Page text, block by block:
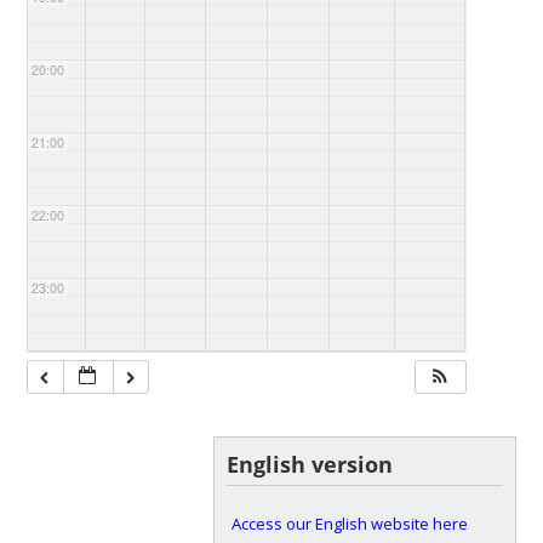
20:00
21:00
22:00
23:00
English version
Access our English website here